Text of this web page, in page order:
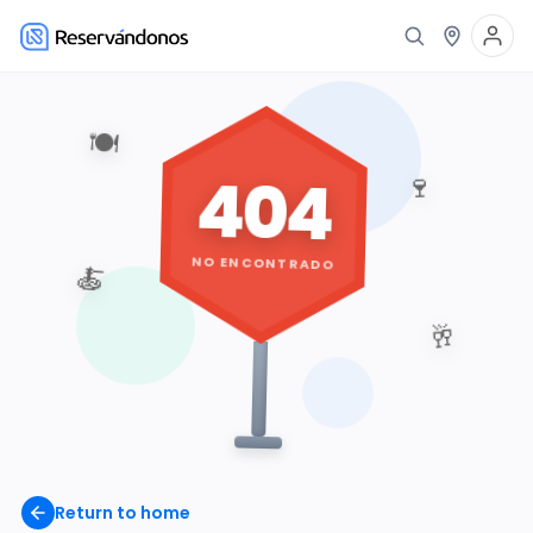
Return to home
🍽️
🍷
🥂
🍝
404
NO ENCONTRADO